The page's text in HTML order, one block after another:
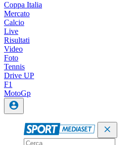
Coppa Italia
Mercato
Calcio
Live
Risultati
Video
Foto
Tennis
Drive UP
F1
MotoGp